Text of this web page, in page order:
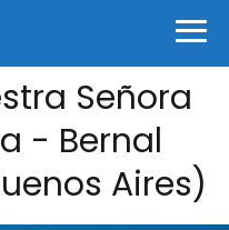
Señora
- Bernal
Aires)